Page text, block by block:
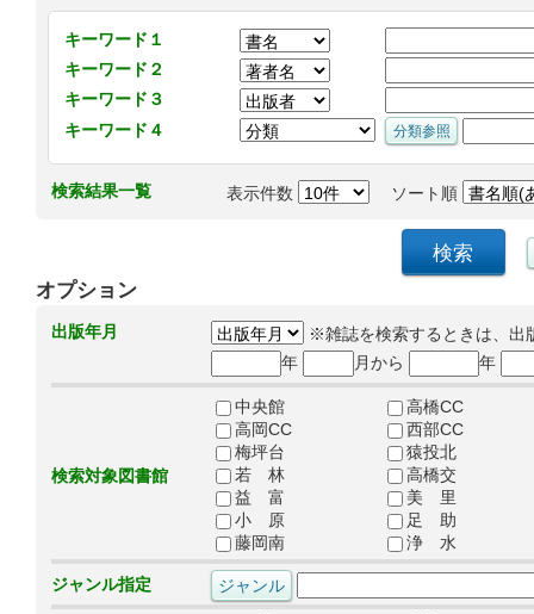
キーワード１
キーワード２
キーワード３
キーワード４
検索結果一覧 表示件数 ソート順
オプション
出版年月
※雑誌を検索するときは、出
年
月から 年
検索対象図書館
中央館
高橋CC
高岡CC
西部CC
梅坪台
猿投北
若 林
高橋交
益 富
美 里
小 原
足 助
藤岡南
浄 水
ジャンル指定